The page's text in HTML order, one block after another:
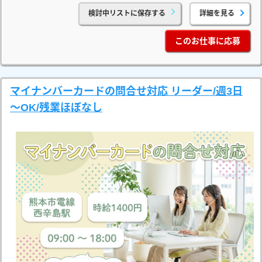
検討中リストに保存する 詳細を見る
このお仕事に応募
マイナンバーカードの問合せ対応 リーダー/週3日
～OK/残業ほぼなし